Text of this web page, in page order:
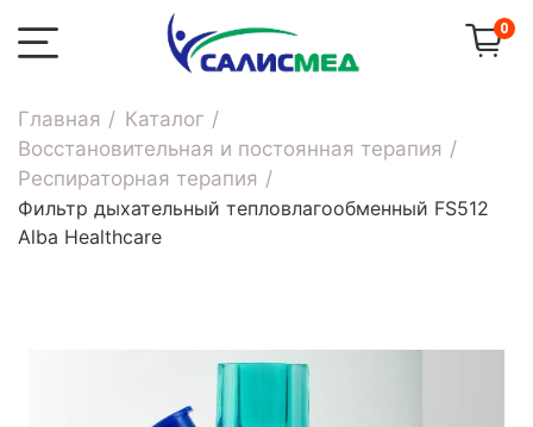
0
Главная
Каталог
Восстановительная и постоянная терапия
Респираторная терапия
Фильтр дыхательный тепловлагообменный FS512
Alba Healthcare